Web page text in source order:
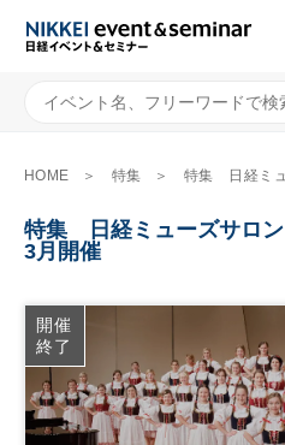
HOME 特集 特集 日経ミュー
特集 日経ミューズサロ
3月開催
開催
終了